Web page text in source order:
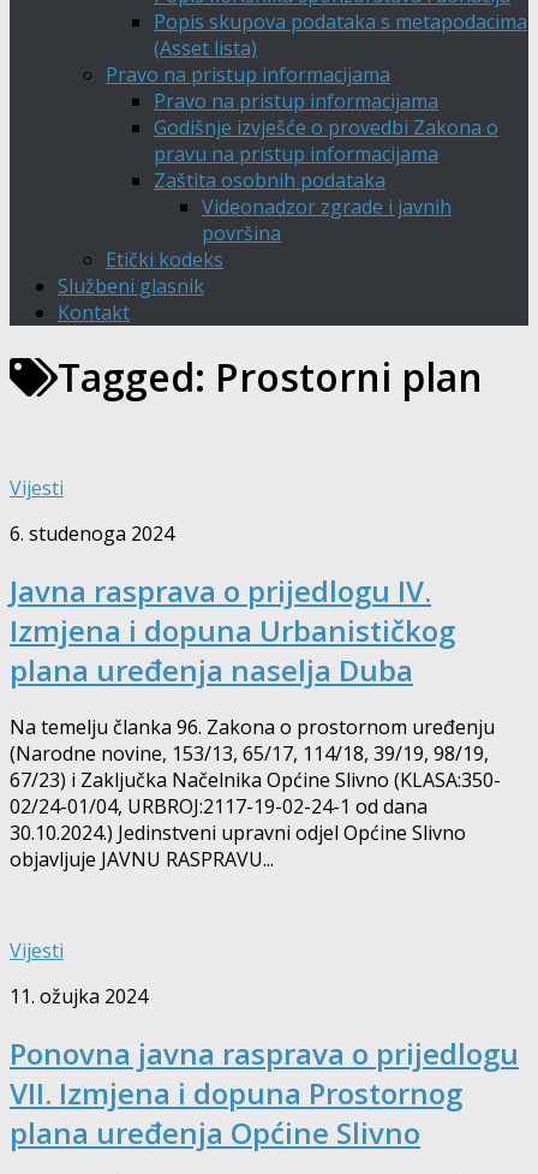
Popis skupova podataka s metapodacima
(Asset lista)
Pravo na pristup informacijama
Pravo na pristup informacijama
Godišnje izvješće o provedbi Zakona o
pravu na pristup informacijama
Zaštita osobnih podataka
Videonadzor zgrade i javnih
površina
Etički kodeks
Službeni glasnik
Kontakt
Tagged: Prostorni plan
Vijesti
6. studenoga 2024
Javna rasprava o prijedlogu IV.
Izmjena i dopuna Urbanističkog
plana uređenja naselja Duba
Na temelju članka 96. Zakona o prostornom uređenju
(Narodne novine, 153/13, 65/17, 114/18, 39/19, 98/19,
67/23) i Zaključka Načelnika Općine Slivno (KLASA:350-
02/24-01/04, URBROJ:2117-19-02-24-1 od dana
30.10.2024.) Jedinstveni upravni odjel Općine Slivno
objavljuje JAVNU RASPRAVU...
Vijesti
11. ožujka 2024
Ponovna javna rasprava o prijedlogu
VII. Izmjena i dopuna Prostornog
plana uređenja Općine Slivno